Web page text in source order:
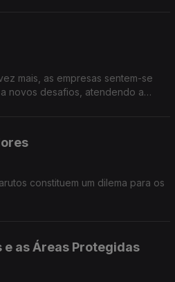
mais, as empresas sentem-se
novos desafios, atendendo a
constituem um dilema para os
e as Áreas Protegidas